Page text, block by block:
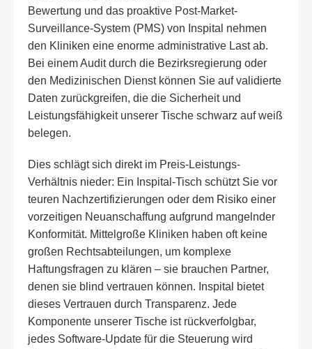
Bewertung und das proaktive Post-Market-
Surveillance-System (PMS) von Inspital nehmen
den Kliniken eine enorme administrative Last ab.
Bei einem Audit durch die Bezirksregierung oder
den Medizinischen Dienst können Sie auf validierte
Daten zurückgreifen, die die Sicherheit und
Leistungsfähigkeit unserer Tische schwarz auf weiß
belegen.
Dies schlägt sich direkt im Preis-Leistungs-
Verhältnis nieder: Ein Inspital-Tisch schützt Sie vor
teuren Nachzertifizierungen oder dem Risiko einer
vorzeitigen Neuanschaffung aufgrund mangelnder
Konformität. Mittelgroße Kliniken haben oft keine
großen Rechtsabteilungen, um komplexe
Haftungsfragen zu klären – sie brauchen Partner,
denen sie blind vertrauen können. Inspital bietet
dieses Vertrauen durch Transparenz. Jede
Komponente unserer Tische ist rückverfolgbar,
jedes Software-Update für die Steuerung wird